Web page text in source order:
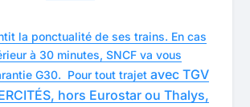
la ponctualité de ses trains. En cas
à 30 minutes, SNCF va vous
G30. Pour tout trajet avec TGV
hors Eurostar ou Thalys,